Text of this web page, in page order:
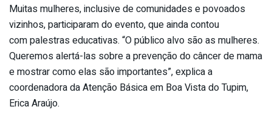
Muitas mulheres, inclusive de comunidades e povoados
vizinhos, participaram do evento, que ainda contou
com palestras educativas. “O público alvo são as mulheres.
Queremos alertá-las sobre a prevenção do câncer de mama
e mostrar como elas são importantes”, explica a
coordenadora da Atenção Básica em Boa Vista do Tupim,
Erica Araújo.